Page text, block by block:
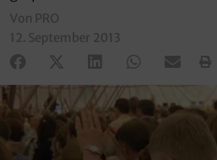
Von PRO
12. September 2013